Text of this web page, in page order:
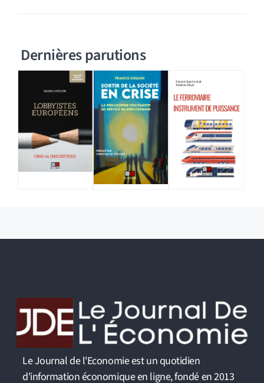
Dernières parutions
Le Journal de l'Economie est un quotidien
d'information économique en ligne, fondé en 2013